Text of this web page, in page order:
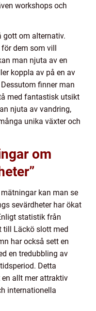
workshops och
gott om alternativ.
dem som vill
man njuta av en
koppla av på en av
finner man
med fantastisk utsikt
njuta av vandring,
unika växter och
om
kan man se
sevärdheter har ökat
statistik från
till Läckö slott med
har också sett en
en tredubbling av
Detta
allt mer attraktiv
internationella